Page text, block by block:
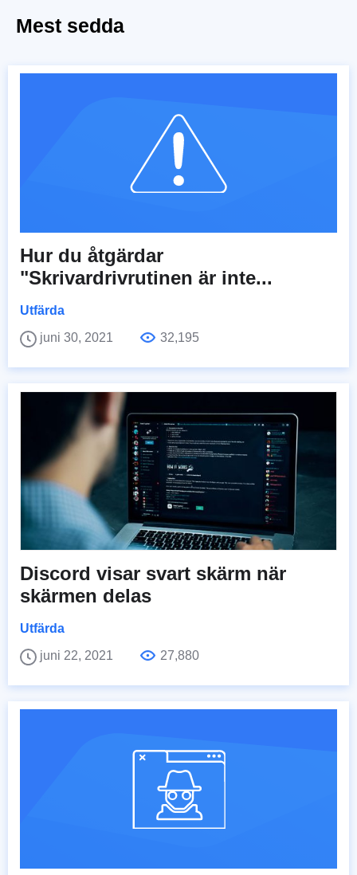
Mest sedda
Hur du åtgärdar
"Skrivardrivrutinen är inte...
Utfärda
juni 30, 2021
32,195
Discord visar svart skärm när
skärmen delas
Utfärda
juni 22, 2021
27,880